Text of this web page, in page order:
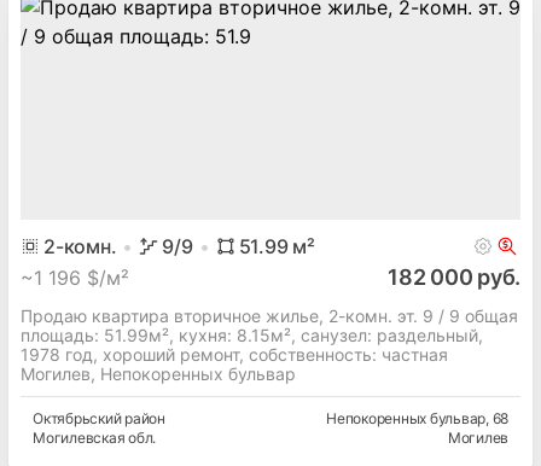
2-комн. 9/9 51.99м²
~1 196 $/м² 182 000 руб.
Продаю квартира вторичное жилье, 2-комн. эт. 9 / 9 общая
площадь: 51.99м², кухня: 8.15м², cанузел: раздельный,
1978 год, хороший ремонт, собственность: частная
Могилев, Непокоренных бульвар
Октябрьскийрайон
Могилевская обл.
Непокоренных бульвар, 68
Могилев